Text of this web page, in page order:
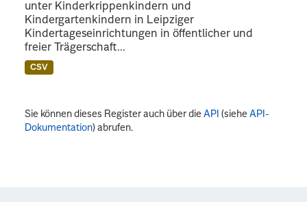
unter Kinderkrippenkindern und
Kindergartenkindern in Leipziger
Kindertageseinrichtungen in öffentlicher und
freier Trägerschaft...
CSV
Sie können dieses Register auch über dieAPI (sieheAPI-
Dokumentation) abrufen.